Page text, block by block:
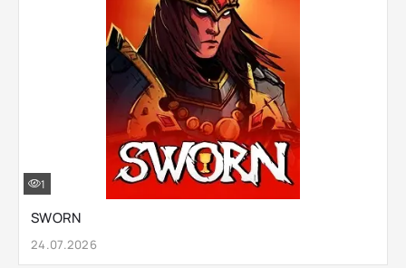
SWORN
24.07.2026
1